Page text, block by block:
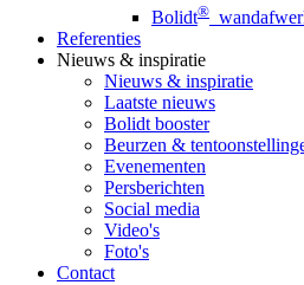
Bolidt®
Referenties
Nieuws & inspiratie
Nieuws & inspiratie
Laatste nieuws
Bolidt booster
Beurzen &
Evenementen
Persberichten
Social media
Video's
Foto's
Contact